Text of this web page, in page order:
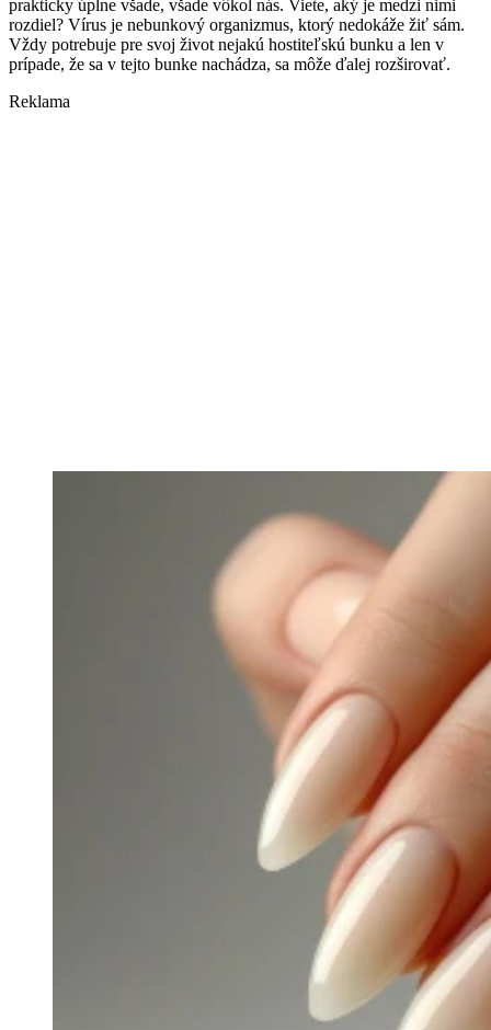
prakticky úplne všade, všade vôkol nás. Viete, aký je medzi nimi
rozdiel? Vírus je nebunkový organizmus, ktorý nedokáže žiť sám.
Vždy potrebuje pre svoj život nejakú hostiteľskú bunku a len v
prípade, že sa v tejto bunke nachádza, sa môže ďalej rozširovať.
Reklama